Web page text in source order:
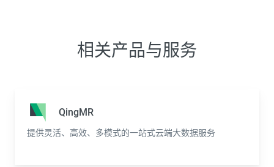
相关产品与服务
QingMR
提供灵活、高效、多模式的一站式云端大数据服务